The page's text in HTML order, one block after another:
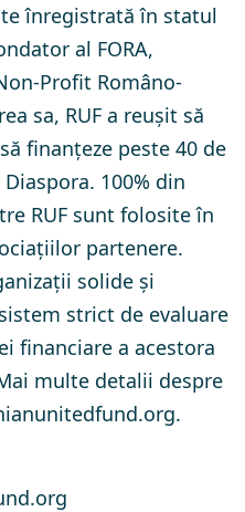
înregistrată în statul
al FORA,
Profit Româno-
sa, RUF a reușit să
finanțeze peste 40 de
100% din
RUF sunt folosite în
partenere.
solide și
strict de evaluare
financiare a acestora
multe detalii despre